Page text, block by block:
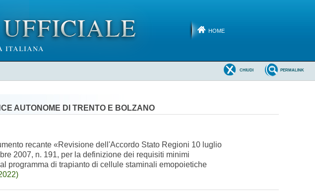
HOME
PERMALINK
CHIUDI
AUTONOME DI TRENTO E BOLZANO
recante «Revisione dell'Accordo Stato Regioni 10 luglio
2007, n. 191, per la definizione dei requisiti minimi
programma di trapianto di cellule staminali emopoietiche